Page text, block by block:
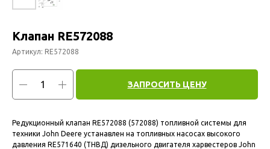
Клапан RE572088
Артикул: RE572088
ЗАПРОСИТЬ ЦЕНУ
Редукционный клапан RE572088 (572088) топливной системы для
техники John Deere устанавлен на топливных насосах высокого
давления RE571640 (ТНВД) дизельного двигателя харвестеров John